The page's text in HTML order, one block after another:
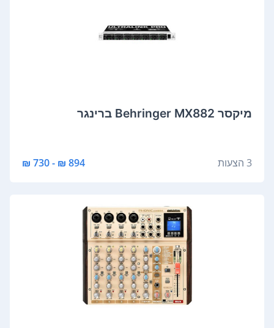
‏מיקסר Behringer MX882 ברינגר
3 הצעות 894 ₪ - 730 ₪